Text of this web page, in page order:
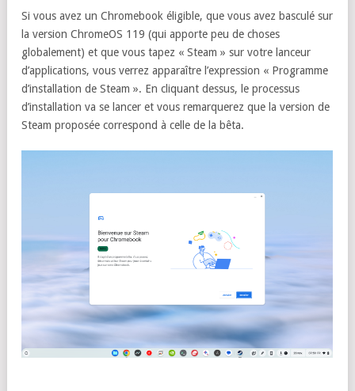
Si vous avez un Chromebook éligible, que vous avez basculé sur
la version ChromeOS 119 (qui apporte peu de choses
globalement) et que vous tapez « Steam » sur votre lanceur
d’applications, vous verrez apparaître l’expression « Programme
d’installation de Steam ». En cliquant dessus, le processus
d’installation va se lancer et vous remarquerez que la version de
Steam proposée correspond à celle de la bêta.